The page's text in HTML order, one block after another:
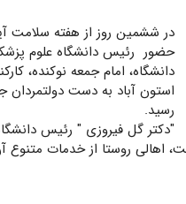
در ششمین روز از هفته سلامت
حضور رئیس دانشگاه علوم
دانشگاه، امام جمعه نوکنده،
استون آباد به دست دولتمردان
رسید.
"دکتر گل فیروزی " رئیس
اهالی روستا از خدمات